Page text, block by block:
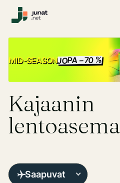
MID-SEASONJOPA −70 %ALE
Kajaanin
lentoasema
Saapuvat